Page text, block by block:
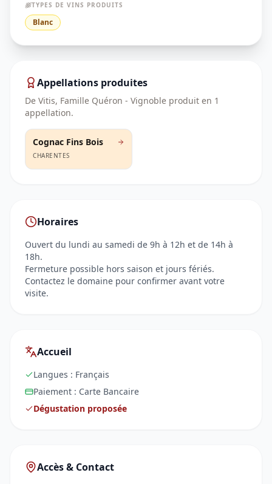
TYPES DE VINS PRODUITS
Blanc
Appellations produites
De Vitis, Famille Quéron - Vignoble produit en 1
appellation.
Cognac Fins Bois
CHARENTES
Horaires
Ouvert du lundi au samedi de 9h à 12h et de 14h à
18h.
Fermeture possible hors saison et jours fériés.
Contactez le domaine pour confirmer avant votre
visite.
Accueil
Langues : Français
Paiement : Carte Bancaire
Dégustation proposée
Accès & Contact